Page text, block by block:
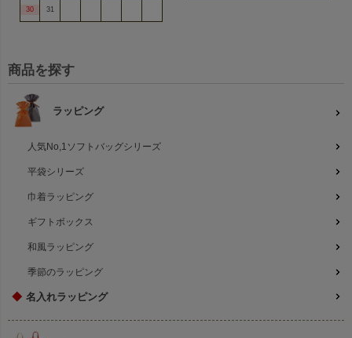
30 31
商品を探す
ラッピング
人気No,1ソフトバッグシリーズ
平袋シリーズ
巾着ラッピング
ギフトボックス
和風ラッピング
季節のラッピング
◆ 名入れラッピング